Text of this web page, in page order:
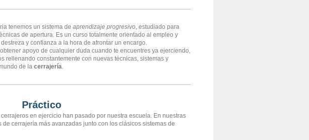
tenemos un sistema de aprendizaje progresivo, estudiado para
de apertura. Es un curso totalmente orientado al empleo y
y confianza a la hora de afrontar un encargo.
apoyo de cualquier duda cuando te encuentres ya ejerciendo,
rellenando constantemente con nuevas técnicas, sistemas y
de la cerrajería.
Práctico
en ejercicio han pasado por nuestra escuela. En nuestras
cerrajería más avanzadas junto con los clásicos sistemas de